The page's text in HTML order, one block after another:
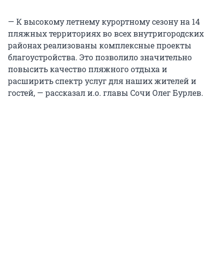
— К высокому летнему курортному сезону на 14
пляжных территориях во всех внутригородских
районах реализованы комплексные проекты
благоустройства. Это позволило значительно
повысить качество пляжного отдыха и
расширить спектр услуг для наших жителей и
гостей, — рассказал и.о. главы Сочи Олег Бурлев.